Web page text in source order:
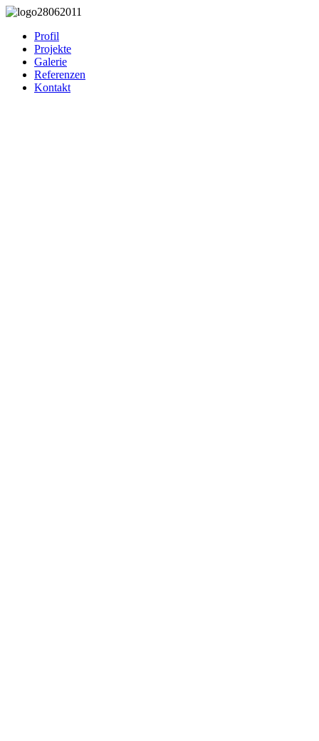
Profil
Projekte
Galerie
Referenzen
Kontakt